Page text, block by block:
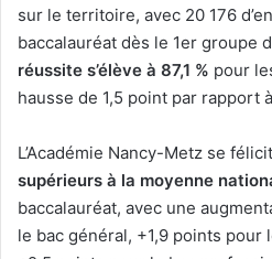
sur le territoire, avec 20 176
baccalauréat dès le 1er groupe
réussite s’élève à 87,1 % pour
hausse de 1,5 point par rapport
L’Académie Nancy-Metz se
supérieurs à la moyenne
baccalauréat, avec une
le bac général, +1,9 points